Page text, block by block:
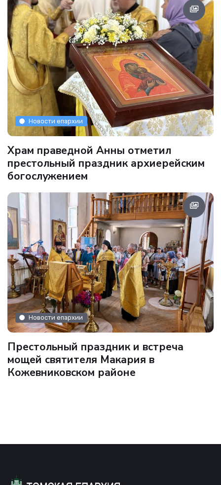
Новости епархии
Храм праведной Анны отметил
престольный праздник архиерейским
богослужением
Новости епархии
Престольный праздник и встреча
мощей святителя Макария в
Кожевниковском районе